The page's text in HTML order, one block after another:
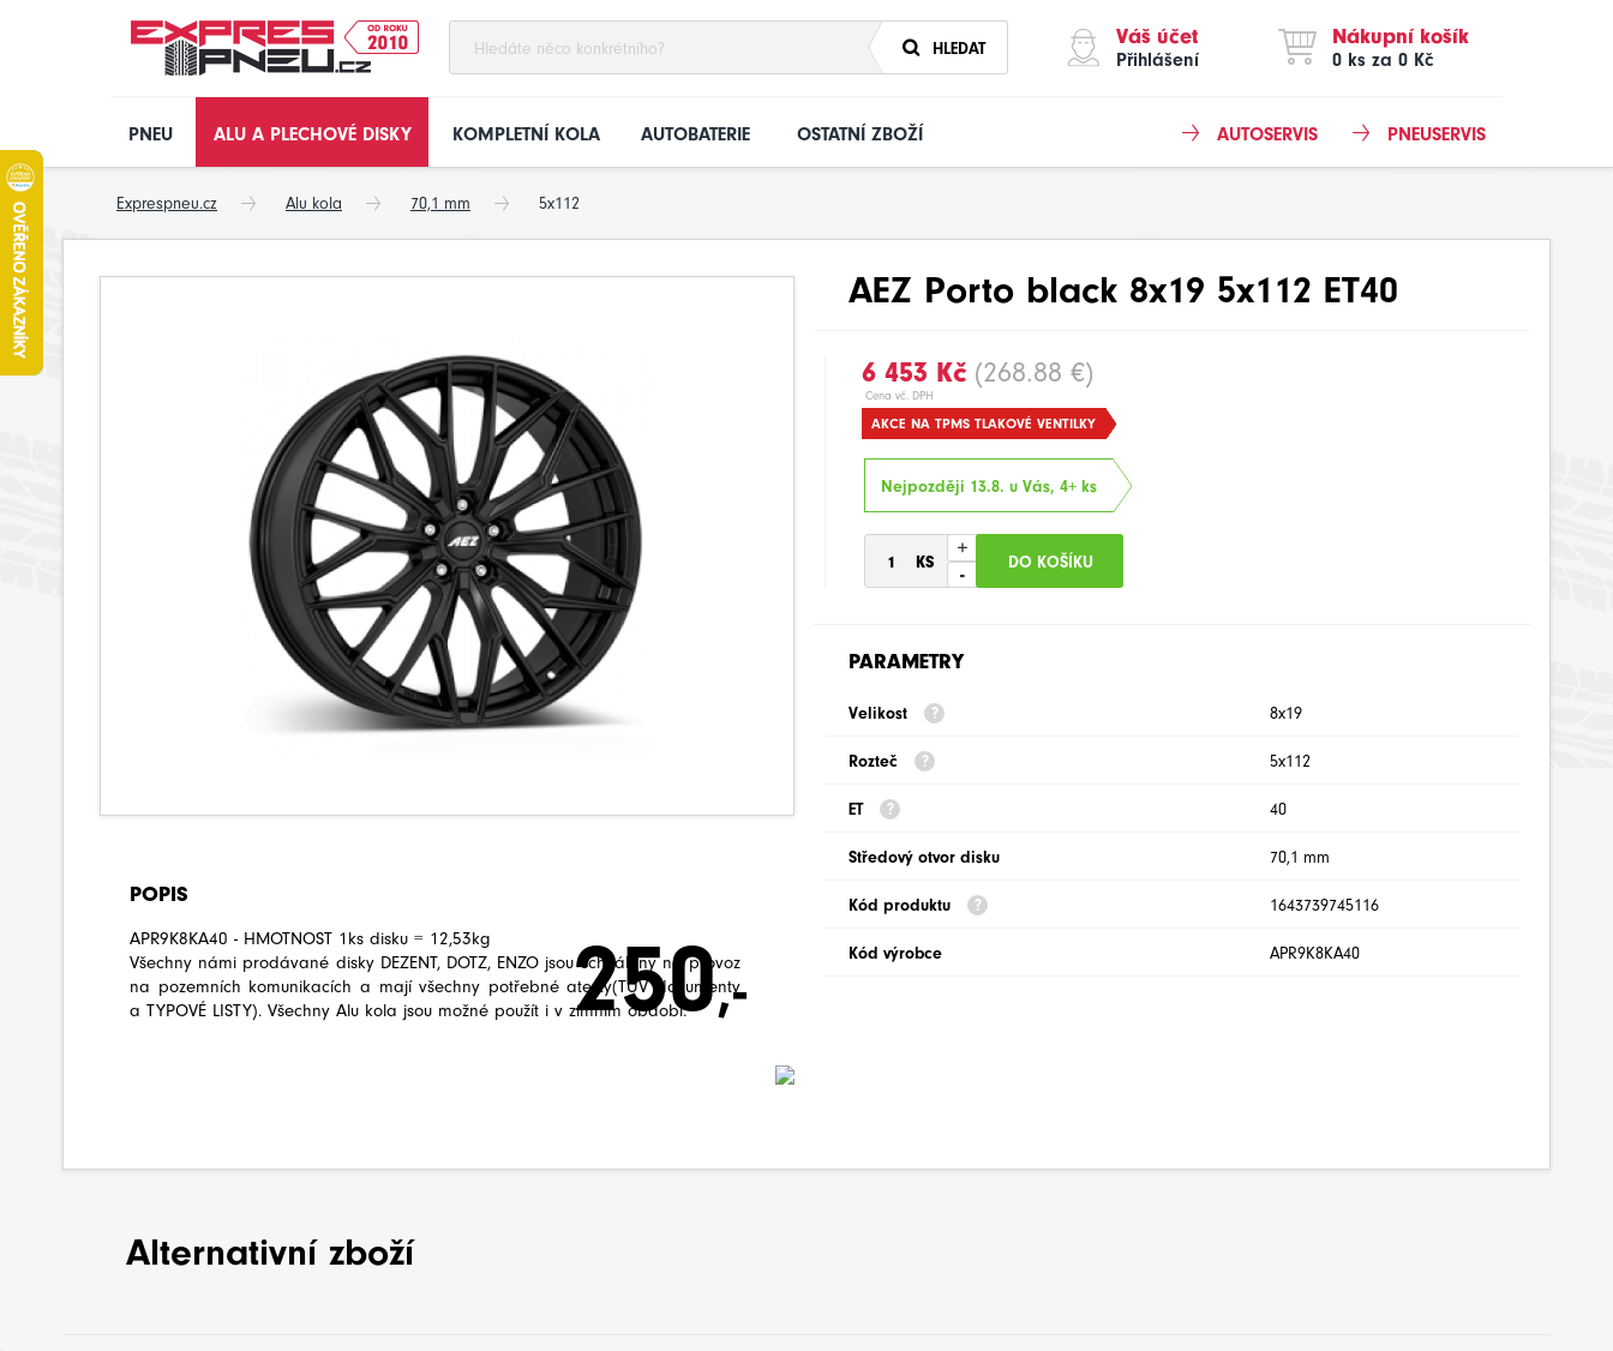
HLEDAT Váš účet
Přihlášení
Nákupní košík
0 ks za 0 Kč
PNEU ALU A PLECHOVÉ DISKY KOMPLETNÍ KOLA AUTOBATERIE OSTATNÍ ZBOŽÍ PNEUSERVIS
AUTOSERVIS
Exprespneu.cz Alu kola 70,1 mm 5x112
POPIS
APR9K8KA40 - HMOTNOST 1ks disku = 12,53kg
Všechny námi prodávané disky DEZENT, DOTZ, ENZO jsou schváleny na provoz
na pozemních komunikacích a mají všechny potřebné atesty(TUV dokumenty
a TYPOVÉ LISTY). Všechny Alu kola jsou možné použít i v zimním období.
250,-
AEZ Porto black 8x19 5x112 ET40
6 453 Kč (268.88 €)
Cena vč. DPH
AKCE NA TPMS TLAKOVÉ VENTILKY
Nejpozději 13.8. u Vás, 4+ ks
+
-
PARAMETRY
Velikost 8x19
Rozteč 5x112
ET 40
Středový otvor disku 70,1 mm
Kód produktu 1643739745116
Kód výrobce APR9K8KA40
Alternativní zboží